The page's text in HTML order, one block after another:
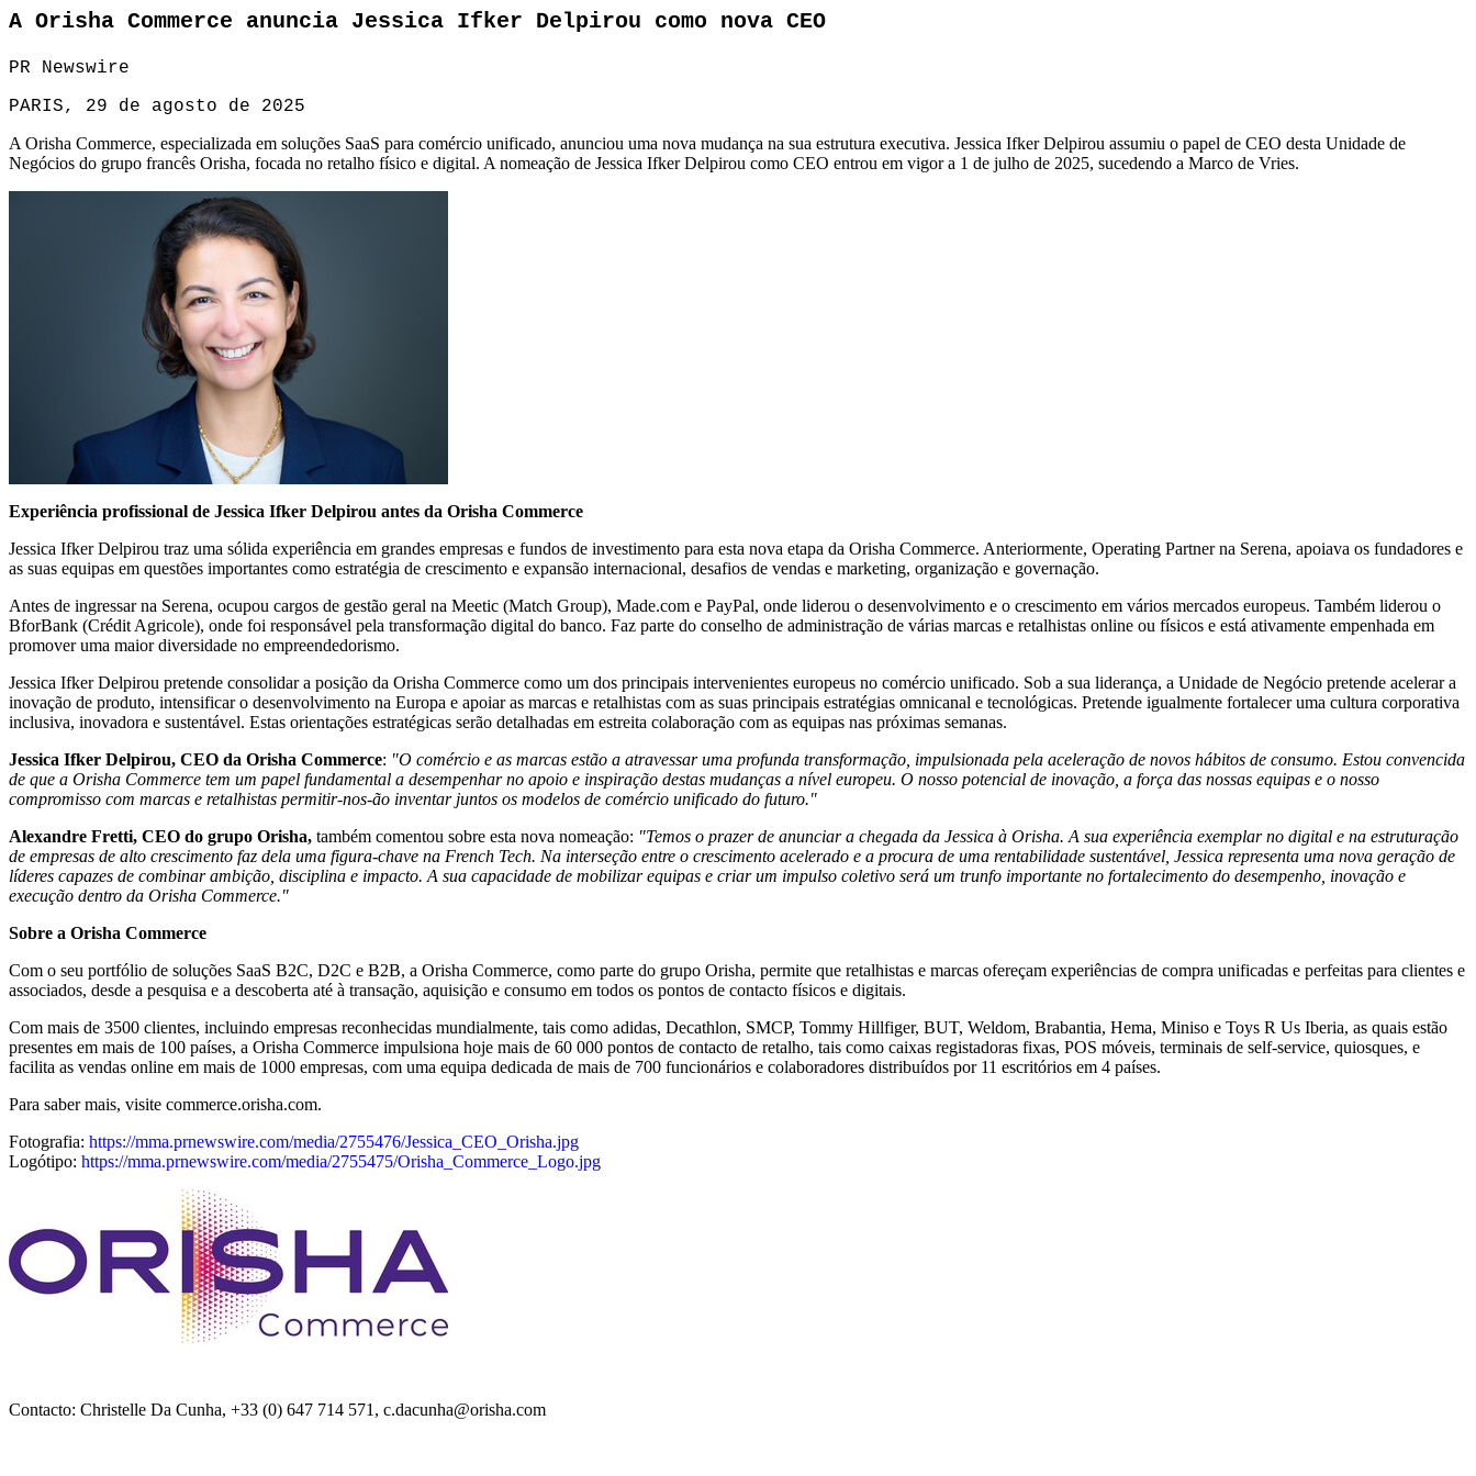
A Orisha Commerce anuncia Jessica Ifker Delpirou como nova CEO
PR Newswire
PARIS, 29 de agosto de 2025
A Orisha Commerce, especializada em soluções SaaS para comércio unificado, anunciou uma nova mudança na sua estrutura executiva. Jessica Ifker Delpirou assumiu o papel de CEO desta Unidade de
Negócios do grupo francês Orisha, focada no retalho físico e digital. A nomeação de Jessica Ifker Delpirou como CEO entrou em vigor a 1 de julho de 2025, sucedendo a Marco de Vries.
Experiência profissional de Jessica Ifker Delpirou antes da Orisha Commerce
Jessica Ifker Delpirou traz uma sólida experiência em grandes empresas e fundos de investimento para esta nova etapa da Orisha Commerce. Anteriormente, Operating Partner na Serena, apoiava os fundadores e
as suas equipas em questões importantes como estratégia de crescimento e expansão internacional, desafios de vendas e marketing, organização e governação.
Antes de ingressar na Serena, ocupou cargos de gestão geral na Meetic (Match Group), Made.com e PayPal, onde liderou o desenvolvimento e o crescimento em vários mercados europeus. Também liderou o
BforBank (Crédit Agricole), onde foi responsável pela transformação digital do banco. Faz parte do conselho de administração de várias marcas e retalhistas online ou físicos e está ativamente empenhada em
promover uma maior diversidade no empreendedorismo.
Jessica Ifker Delpirou pretende consolidar a posição da Orisha Commerce como um dos principais intervenientes europeus no comércio unificado. Sob a sua liderança, a Unidade de Negócio pretende acelerar a
inovação de produto, intensificar o desenvolvimento na Europa e apoiar as marcas e retalhistas com as suas principais estratégias omnicanal e tecnológicas. Pretende igualmente fortalecer uma cultura corporativa
inclusiva, inovadora e sustentável. Estas orientações estratégicas serão detalhadas em estreita colaboração com as equipas nas próximas semanas.
Jessica Ifker Delpirou, CEO da Orisha Commerce: "O comércio e as marcas estão a atravessar uma profunda transformação, impulsionada pela aceleração de novos hábitos de consumo. Estou convencida
de que a Orisha Commerce tem um papel fundamental a desempenhar no apoio e inspiração destas mudanças a nível europeu. O nosso potencial de inovação, a força das nossas equipas e o nosso
compromisso com marcas e retalhistas permitir-nos-ão inventar juntos os modelos de comércio unificado do futuro."
Alexandre Fretti, CEO do grupo Orisha, também comentou sobre esta nova nomeação: "Temos o prazer de anunciar a chegada da Jessica à Orisha. A sua experiência exemplar no digital e na estruturação
de empresas de alto crescimento faz dela uma figura-chave na French Tech. Na interseção entre o crescimento acelerado e a procura de uma rentabilidade sustentável, Jessica representa uma nova geração de
líderes capazes de combinar ambição, disciplina e impacto. A sua capacidade de mobilizar equipas e criar um impulso coletivo será um trunfo importante no fortalecimento do desempenho, inovação e
execução dentro da Orisha Commerce."
Sobre a Orisha Commerce
Com o seu portfólio de soluções SaaS B2C, D2C e B2B, a Orisha Commerce, como parte do grupo Orisha, permite que retalhistas e marcas ofereçam experiências de compra unificadas e perfeitas para clientes e
associados, desde a pesquisa e a descoberta até à transação, aquisição e consumo em todos os pontos de contacto físicos e digitais.
Com mais de 3500 clientes, incluindo empresas reconhecidas mundialmente, tais como adidas, Decathlon, SMCP, Tommy Hillfiger, BUT, Weldom, Brabantia, Hema, Miniso e Toys R Us Iberia, as quais estão
presentes em mais de 100 países, a Orisha Commerce impulsiona hoje mais de 60 000 pontos de contacto de retalho, tais como caixas registadoras fixas, POS móveis, terminais de self-service, quiosques, e
facilita as vendas online em mais de 1000 empresas, com uma equipa dedicada de mais de 700 funcionários e colaboradores distribuídos por 11 escritórios em 4 países.
Para saber mais, visite commerce.orisha.com.
Fotografia: https://mma.prnewswire.com/media/2755476/Jessica_CEO_Orisha.jpg
Logótipo: https://mma.prnewswire.com/media/2755475/Orisha_Commerce_Logo.jpg
Contacto: Christelle Da Cunha, +33 (0) 647 714 571, c.dacunha@orisha.com